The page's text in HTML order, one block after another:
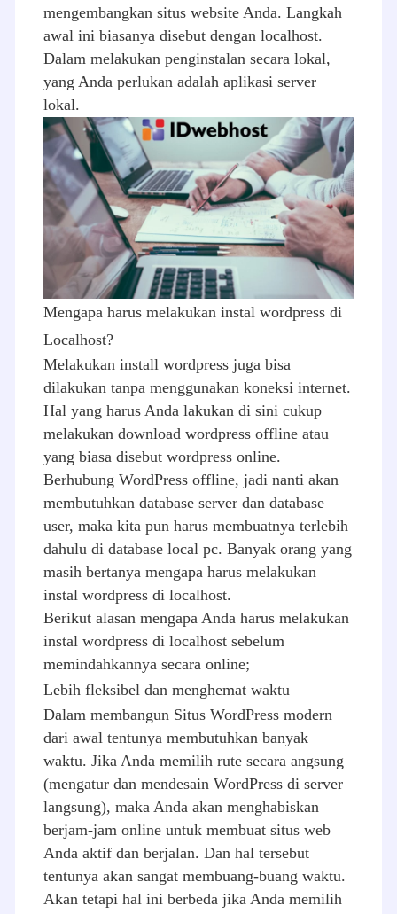
mengembangkan situs website Anda. Langkah
awal ini biasanya disebut dengan localhost.
Dalam melakukan penginstalan secara lokal,
yang Anda perlukan adalah aplikasi server
lokal.
Mengapa harus melakukan instal wordpress di
Localhost?
Melakukan install wordpress juga bisa
dilakukan tanpa menggunakan koneksi internet.
Hal yang harus Anda lakukan di sini cukup
melakukan download wordpress offline atau
yang biasa disebut wordpress online.
Berhubung WordPress offline, jadi nanti akan
membutuhkan database server dan database
user, maka kita pun harus membuatnya terlebih
dahulu di database local pc. Banyak orang yang
masih bertanya mengapa harus melakukan
instal wordpress di localhost.
Berikut alasan mengapa Anda harus melakukan
instal wordpress di localhost sebelum
memindahkannya secara online;
Lebih fleksibel dan menghemat waktu
Dalam membangun Situs WordPress modern
dari awal tentunya membutuhkan banyak
waktu. Jika Anda memilih rute secara angsung
(mengatur dan mendesain WordPress di server
langsung), maka Anda akan menghabiskan
berjam-jam online untuk membuat situs web
Anda aktif dan berjalan. Dan hal tersebut
tentunya akan sangat membuang-buang waktu.
Akan tetapi hal ini berbeda jika Anda memilih